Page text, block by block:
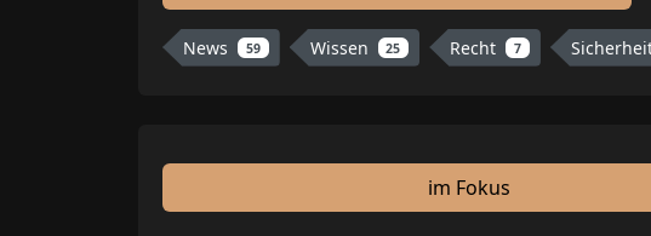
News 59 Wissen 25 Recht 7
im Fokus